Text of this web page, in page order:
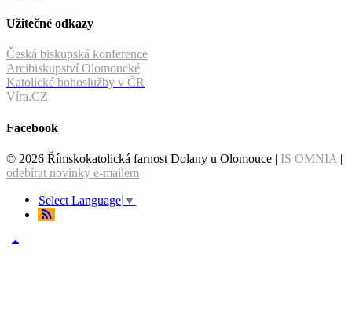
Užitečné odkazy
Česká biskupská konference
Arcibiskupství Olomoucké
Katolické bohoslužby v ČR
Víra.CZ
Facebook
© 2026 Římskokatolická farnost Dolany u Olomouce | IS OMNIA |
odebírat novinky e-mailem
Select Language ▼